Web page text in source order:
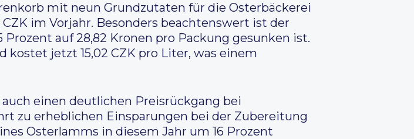
mit neun Grundzutaten für die Osterbäckerei
im Vorjahr. Besonders beachtenswert ist der
auf 28,82 Kronen pro Packung gesunken ist.
jetzt 15,02 CZK pro Liter, was einem
einen deutlichen Preisrückgang bei
zu erheblichen Einsparungen bei der Zubereitung
Osterlamms in diesem Jahr um 16 Prozent